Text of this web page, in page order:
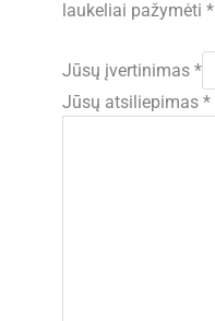
laukeliai pažymėti*
Jūsų įvertinimas*
Jūsų atsiliepimas*